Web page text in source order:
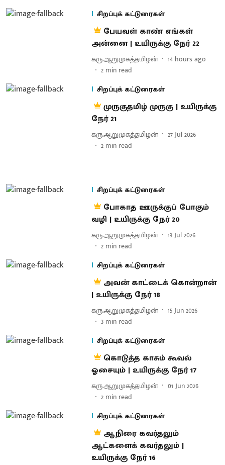
சிறப்புக் கட்டுரைகள்
பேயவள் காண் எங்கள்
அன்னை | உயிருக்கு நேர் 22
கரு.ஆறுமுகத்தமிழன்
14 hours ago
2 min read
சிறப்புக் கட்டுரைகள்
முருகுதமிழ் முருகு | உயிருக்கு
நேர் 21
கரு.ஆறுமுகத்தமிழன்
27 Jul 2026
2 min read
சிறப்புக் கட்டுரைகள்
போகாத ஊருக்குப் போகும்
வழி | உயிருக்கு நேர் 20
கரு.ஆறுமுகத்தமிழன்
13 Jul 2026
2 min read
சிறப்புக் கட்டுரைகள்
அவன் காட்டைக் கொன்றான்
| உயிருக்கு நேர் 18
கரு.ஆறுமுகத்தமிழன்
15 Jun 2026
3 min read
சிறப்புக் கட்டுரைகள்
கொடுத்த காசும் கூவல்
ஓசையும் | உயிருக்கு நேர் 17
கரு.ஆறுமுகத்தமிழன்
01 Jun 2026
2 min read
சிறப்புக் கட்டுரைகள்
ஆநிரை கவர்தலும்
ஆட்களைக் கவர்தலும் |
உயிருக்கு நேர் 16